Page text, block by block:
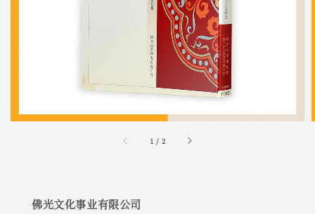
1 / 2
佛光文化事业有限公司